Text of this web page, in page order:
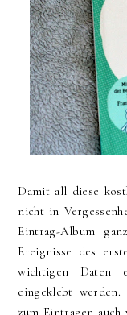
Damit all diese
nicht in
Eintrag-Album
Ereignisse des
wichtigen Daten
eingeklebt werden.
zum Eintragen